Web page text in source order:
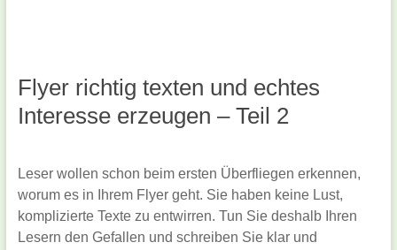
Flyer richtig texten und echtes
Interesse erzeugen – Teil 2
Leser wollen schon beim ersten Überfliegen erkennen,
worum es in Ihrem Flyer geht. Sie haben keine Lust,
komplizierte Texte zu entwirren. Tun Sie deshalb Ihren
Lesern den Gefallen und schreiben Sie klar und